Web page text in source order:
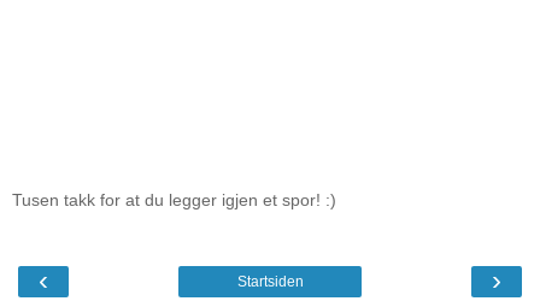
Tusen takk for at du legger igjen et spor! :)
‹ ›
Startsiden